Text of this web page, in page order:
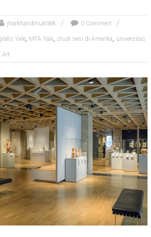
jharkhandmukti88 0 Comment
Yale, MFA Yale, studi seni di Amerika, universitas
Art